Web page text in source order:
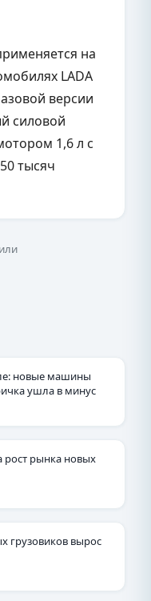
на
LADA
версии
силовой
1,6 л с
тысяч
новые машины
ушла в минус
рост рынка новых
грузовиков вырос